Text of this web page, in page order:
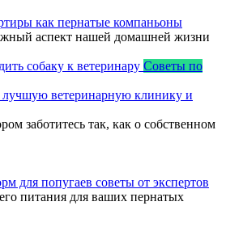
как пернатые компаньоны
аспект нашей домашней жизни
Советы по
лучшую ветеринарную клинику и
заботитесь так, как о собственном
для попугаев советы от экспертов
питания для ваших пернатых